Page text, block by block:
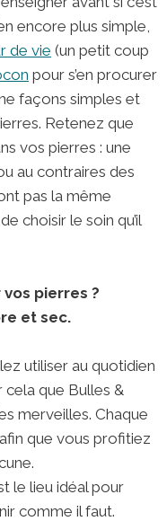
encore plus simple,
de vie (un petit coup
pour s’en procurer
façons simples et
Retenez que
vos pierres : une
au contraires des
pas la même
choisir le soin qu’il
pierres ?
et sec.
utiliser au quotidien
cela que Bulles &
merveilles. Chaque
que vous profitiez
le lieu idéal pour
comme il faut.